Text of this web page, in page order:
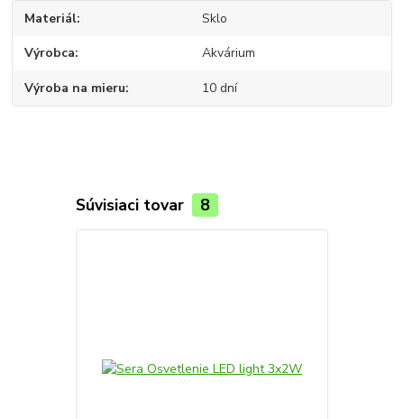
Materiál Sklo
Výrobca Akvárium
Výroba na mieru 10 dní
Súvisiaci tovar 8